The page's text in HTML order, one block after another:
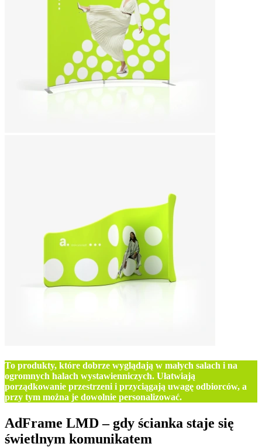
To produkty, które dobrze wyglądają w małych salach i na
ogromnych halach wystawienniczych. Ułatwiają
porządkowanie przestrzeni i przyciągają uwagę odbiorców, a
przy tym można je dowolnie personalizować.
AdFrame LMD – gdy ścianka staje się
świetlnym komunikatem